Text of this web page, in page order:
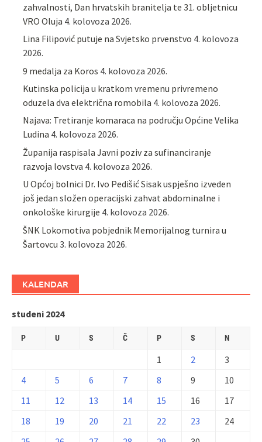
zahvalnosti, Dan hrvatskih branitelja te 31. obljetnicu
VRO Oluja 4. kolovoza 2026.
Lina Filipović putuje na Svjetsko prvenstvo 4. kolovoza
2026.
9 medalja za Koros 4. kolovoza 2026.
Kutinska policija u kratkom vremenu privremeno
oduzela dva električna romobila 4. kolovoza 2026.
Najava: Tretiranje komaraca na području Općine Velika
Ludina 4. kolovoza 2026.
Županija raspisala Javni poziv za sufinanciranje
razvoja lovstva 4. kolovoza 2026.
U Općoj bolnici Dr. Ivo Pedišić Sisak uspješno izveden
još jedan složen operacijski zahvat abdominalne i
onkološke kirurgije 4. kolovoza 2026.
ŠNK Lokomotiva pobjednik Memorijalnog turnira u
Šartovcu 3. kolovoza 2026.
KALENDAR
studeni 2024
P U S Č P S N
1 2
3
4
5 6 7 8 9
10
11
12 13 14 15 16
17
18
19 20 21 22 23
24